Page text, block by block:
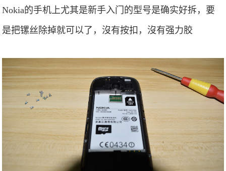
Nokia的手机上尤其是新手入门的型号是确实好拆，要
是把镙丝除掉就可以了，沒有按扣，沒有强力胶